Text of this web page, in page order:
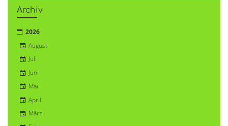
Archiv
2026
August
Juli
Juni
Mai
April
März